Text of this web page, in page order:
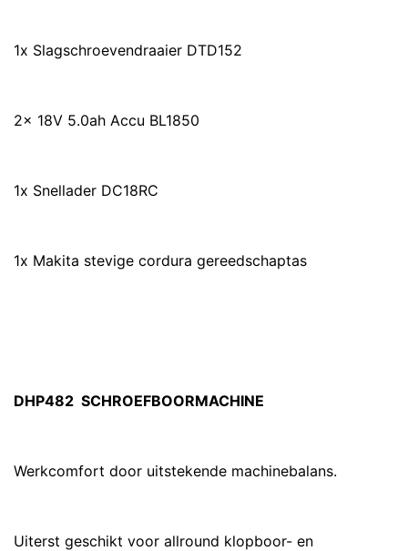
1x Slagschroevendraaier DTD152
2x 18V 5.0ah Accu BL1850
1x Snellader DC18RC
1x Makita stevige cordura gereedschaptas
DHP482 SCHROEFBOORMACHINE
Werkcomfort door uitstekende machinebalans.
Uiterst geschikt voor allround klopboor- en